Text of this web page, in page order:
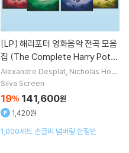
[LP]
집 (The Complete Harry Potte
r Film Music Collection) [컬러 4
LP]
Alexandre Desplat Nicholas Hoo
per
Patrick Doyle
Silva Screen
19% 141,600원
1,420원
1,000세트 손글씨 넘버링 한정반